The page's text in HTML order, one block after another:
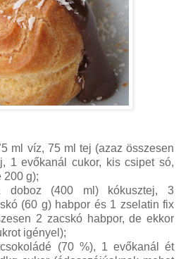
ml víz, 75 ml tej (azaz összesen
1 evőkanál cukor, kis csipet só,
200 g);
doboz (400 ml) kókusztej, 3
(60 g) habpor és 1 zselatin fix
2 zacskó habpor, de ekkor
igényel);
(70 %), 1 evőkanál ét